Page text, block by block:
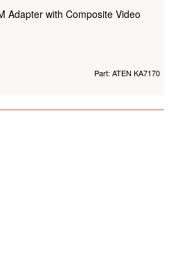
Adapter with Composite Video
Part: ATEN KA7170